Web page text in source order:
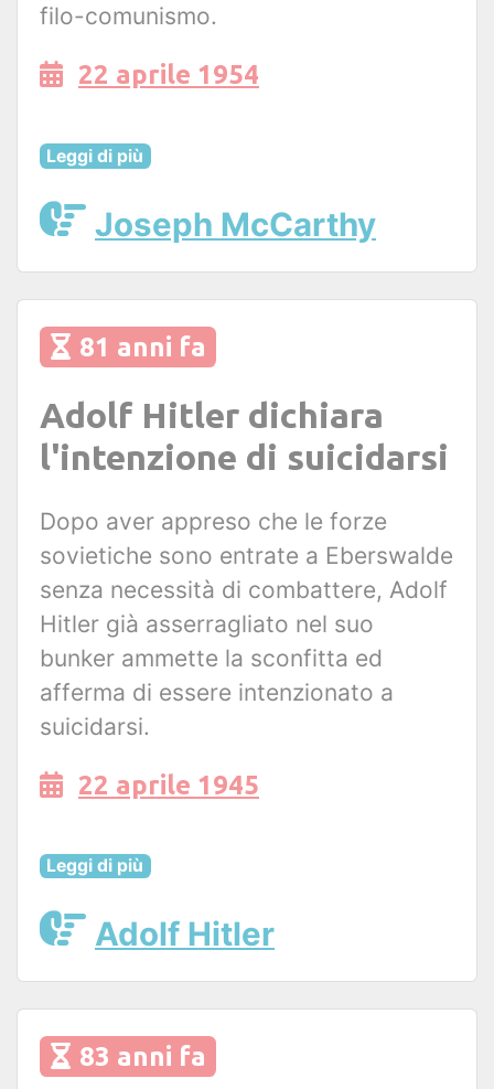
filo-comunismo.
22 aprile 1954
Leggi di più
Joseph McCarthy
81 anni fa
Adolf Hitler dichiara
l'intenzione di suicidarsi
Dopo aver appreso che le forze
sovietiche sono entrate a Eberswalde
senza necessità di combattere, Adolf
Hitler già asserragliato nel suo
bunker ammette la sconfitta ed
afferma di essere intenzionato a
suicidarsi.
22 aprile 1945
Leggi di più
Adolf Hitler
83 anni fa